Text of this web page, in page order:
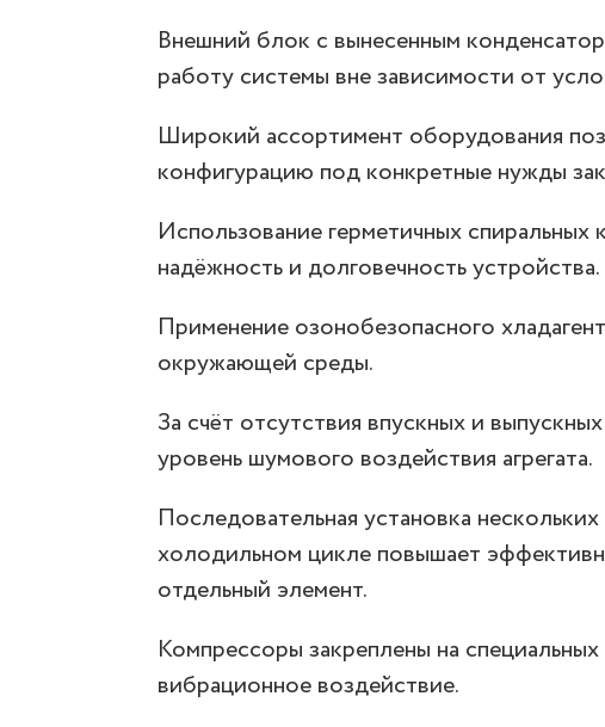
Внешний блок с вынесенным
работу системы вне зависимости от
Широкий ассортимент оборудования
конфигурацию под конкретные нужды
Использование герметичных спиральных
надёжность и долговечность устройства.
Применение озонобезопасного
окружающей среды.
За счёт отсутствия впускных и
уровень шумового воздействия агрегата.
Последовательная установка
холодильном цикле повышает
отдельный элемент.
Компрессоры закреплены на
вибрационное воздействие.